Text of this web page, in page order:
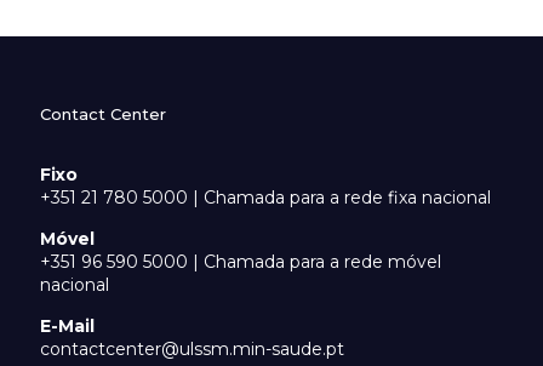
Contact Center
Fixo
+351 21 780 5000 | Chamada para a rede fixa nacional
Móvel
+351 96 590 5000 | Chamada para a rede móvel
nacional
E-Mail
contactcenter@ulssm.min-saude.pt